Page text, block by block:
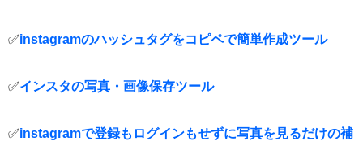
✅instagramのハッシュタグをコピペで簡単作成ツール
✅インスタの写真・画像保存ツール
✅instagramで登録もログインもせずに写真を見るだけの補